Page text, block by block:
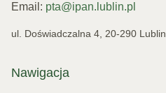
Email: pta@ipan.lublin.pl
ul. Doświadczalna 4, 20-290 Lublin
Nawigacja